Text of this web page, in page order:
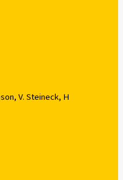
V. Steineck, H